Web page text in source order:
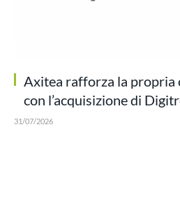
Axitea rafforza la propria
con l’acquisizione di
31/07/2026